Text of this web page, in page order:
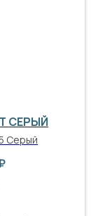
СЕРЫЙ
Серый